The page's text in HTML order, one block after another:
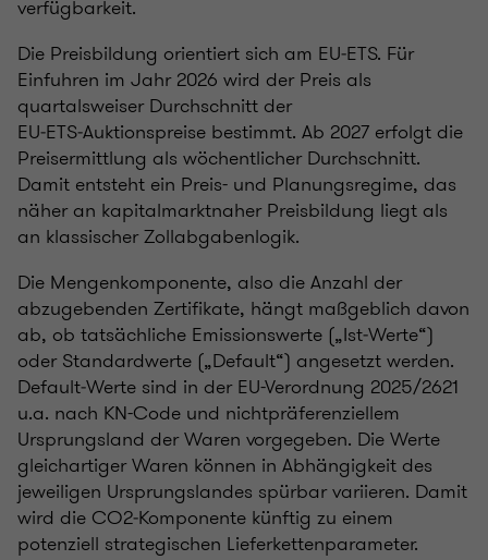
verfügbarkeit.
Die Preisbildung orientiert sich am EU‑ETS. Für
Einfuhren im Jahr 2026 wird der Preis als
quartalsweiser Durchschnitt der
EU‑ETS‑Auktionspreise bestimmt. Ab 2027 erfolgt die
Preisermittlung als wöchentlicher Durchschnitt.
Damit entsteht ein Preis- und Planungsregime, das
näher an kapitalmarktnaher Preisbildung liegt als
an klassischer Zollabgabenlogik.
Die Mengenkomponente, also die Anzahl der
abzugebenden Zertifikate, hängt maßgeblich davon
ab, ob tatsächliche Emissionswerte („Ist‑Werte“)
oder Standardwerte („Default“) angesetzt werden.
Default‑Werte sind in der EU-Verordnung 2025/2621
u.a. nach KN-Code und nichtpräferenziellem
Ursprungsland der Waren vorgegeben. Die Werte
gleichartiger Waren können in Abhängigkeit des
jeweiligen Ursprungslandes spürbar variieren. Damit
wird die CO2‑Komponente künftig zu einem
potenziell strategischen Lieferkettenparameter.